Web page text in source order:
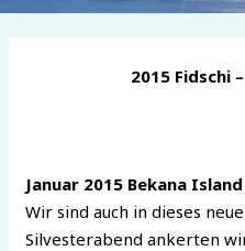
2015 Fidschi
Januar 2015 Bekana Island
Wir sind auch in dieses
Silvesterabend ankerten